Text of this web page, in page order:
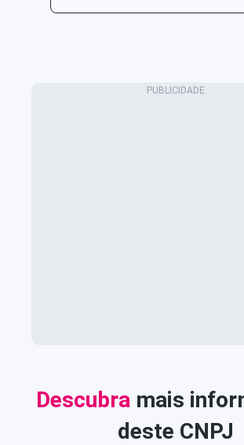
Descubra mais
deste CNPJ